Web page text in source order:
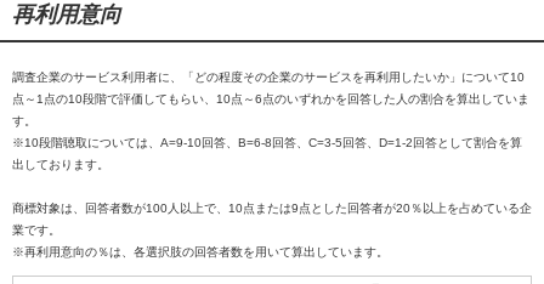
再利用意向
調査企業のサービス利用者に、「どの程度その企業のサービスを再利用したいか」について10
点～1点の10段階で評価してもらい、10点～6点のいずれかを回答した人の割合を算出していま
す。
※10段階聴取については、A=9-10回答、B=6-8回答、C=3-5回答、D=1-2回答として割合を算
出しております。
商標対象は、回答者数が100人以上で、10点または9点とした回答者が20％以上を占めている企
業です。
※再利用意向の％は、各選択肢の回答者数を用いて算出しています。